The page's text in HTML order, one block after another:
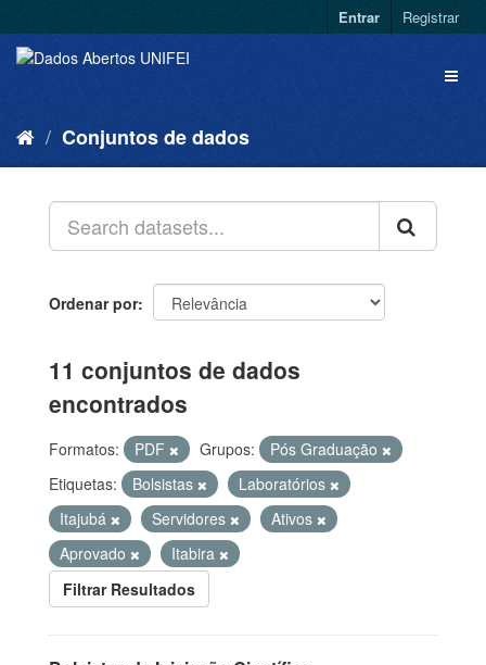
Entrar Registrar
Conjuntos de dados
Ordenar por
11 conjuntos de dados
encontrados
Formatos: PDF Grupos:
Pós Graduação
Etiquetas:
Bolsistas
Laboratórios
Itajubá
Servidores
Ativos
Aprovado
Itabira
Filtrar Resultados